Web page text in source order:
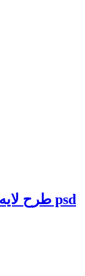
طرح لایه باز و آماده چاپ اعلامیه ترحیم psd